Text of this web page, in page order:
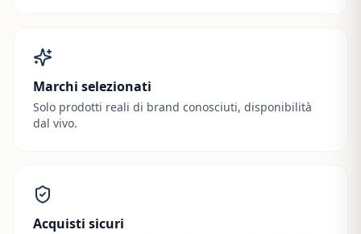
Marchi selezionati
Solo prodotti reali di brand conosciuti, disponibilità
dal vivo.
Acquisti sicuri